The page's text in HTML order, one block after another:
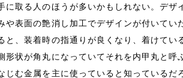
取る人のほうが多いかもしれない。デザ
表面の艶消し加工でデザインが付いてい
、装着時の指通りが良くなり、着けてい
状が角丸になっていてそれを内甲丸と呼
む金属を主に使っていると知っているだ